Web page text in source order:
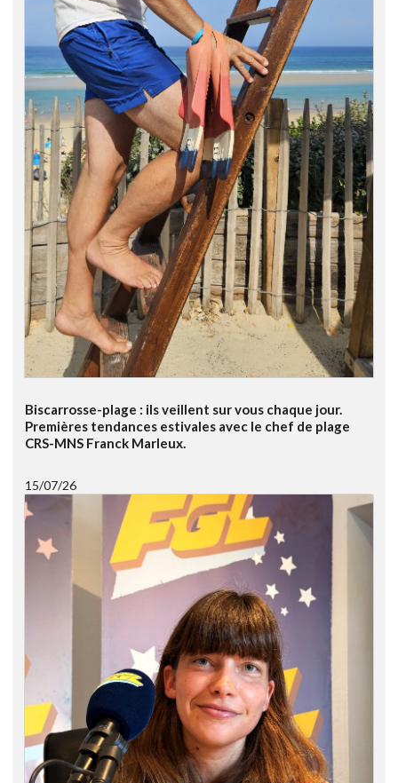
Biscarrosse-plage : ils veillent sur vous chaque jour.
Premières tendances estivales avec le chef de plage
CRS-MNS Franck Marleux.
15/07/26